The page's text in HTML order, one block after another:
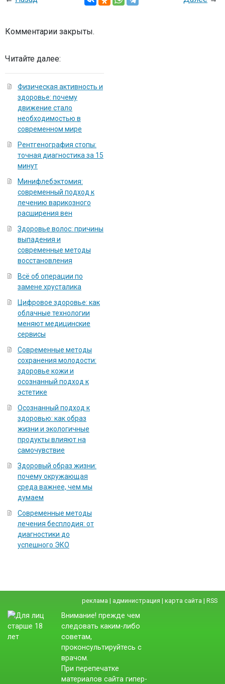
Комментарии закрыты.
Читайте далее:
Физическая активность и
здоровье: почему
движение стало
необходимостью в
современном мире
Рентгенография стопы:
точная диагностика за 15
минут
Минифлебэктомия:
современный подход к
лечению варикозного
расширения вен
Здоровье волос: причины
выпадения и
современные методы
восстановления
Всё об операции по
замене хрусталика
Цифровое здоровье: как
облачные технологии
меняют медицинские
сервисы
Современные методы
сохранения молодости:
здоровье кожи и
осознанный подход к
эстетике
Осознанный подход к
здоровью: как образ
жизни и экологичные
продукты влияют на
самочувствие
Здоровый образ жизни:
почему окружающая
среда важнее, чем мы
думаем
Современные методы
лечения бесплодия: от
диагностики до
успешного ЭКО
реклама | администрация | карта сайта | RSS
Внимание! прежде чем
следовать каким-либо
советам,
проконсультируйтесь с
врачом.
При перепечатке
материалов сайта гипер-